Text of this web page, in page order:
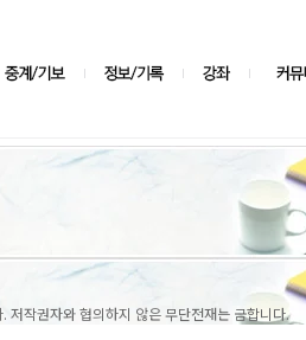
저작권자와 협의하지 않은 무단전재는 금합니다.